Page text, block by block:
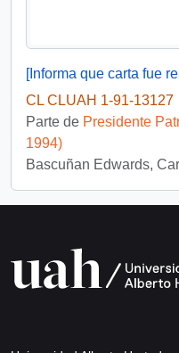
CL CLUAH 1-91-13127
Parte de Presidente
1994)
Bascuñan Edwards,